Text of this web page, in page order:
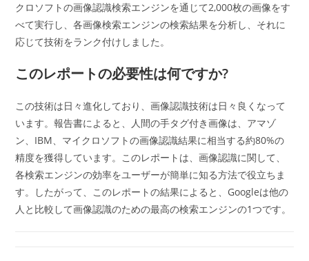
クロソフトの画像認識検索エンジンを通じて2,000枚の画像をす
べて実行し、各画像検索エンジンの検索結果を分析し、それに
応じて技術をランク付けしました。
このレポートの必要性は何ですか?
この技術は日々進化しており、画像認識技術は日々良くなって
います。報告書によると、人間の手タグ付き画像は、アマゾ
ン、IBM、マイクロソフトの画像認識結果に相当する約80%の
精度を獲得しています。このレポートは、画像認識に関して、
各検索エンジンの効率をユーザーが簡単に知る方法で役立ちま
す。したがって、このレポートの結果によると、Googleは他の
人と比較して画像認識のための最高の検索エンジンの1つです。